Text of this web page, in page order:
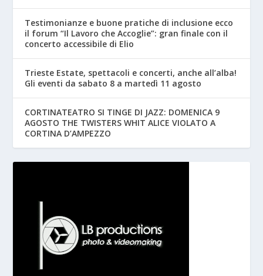
Testimonianze e buone pratiche di inclusione ecco
il forum “Il Lavoro che Accoglie”: gran finale con il
concerto accessibile di Elio
Trieste Estate, spettacoli e concerti, anche all’alba!
Gli eventi da sabato 8 a martedì 11 agosto
CORTINATEATRO SI TINGE DI JAZZ: DOMENICA 9
AGOSTO THE TWISTERS WHIT ALICE VIOLATO A
CORTINA D’AMPEZZO